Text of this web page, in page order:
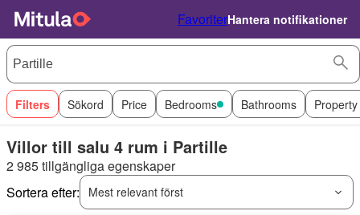
FavoriterHantera notifikationer
Filters Sökord Price Bedrooms Bathrooms
Villor till salu 4 rum i Partille
2 985 tillgängliga egenskaper
Sortera efter:
Mest relevant först